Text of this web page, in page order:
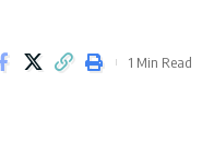
1 Min Read